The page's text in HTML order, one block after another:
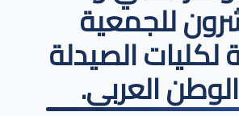
للجمعية
لكليات الصيدلة
العربي.